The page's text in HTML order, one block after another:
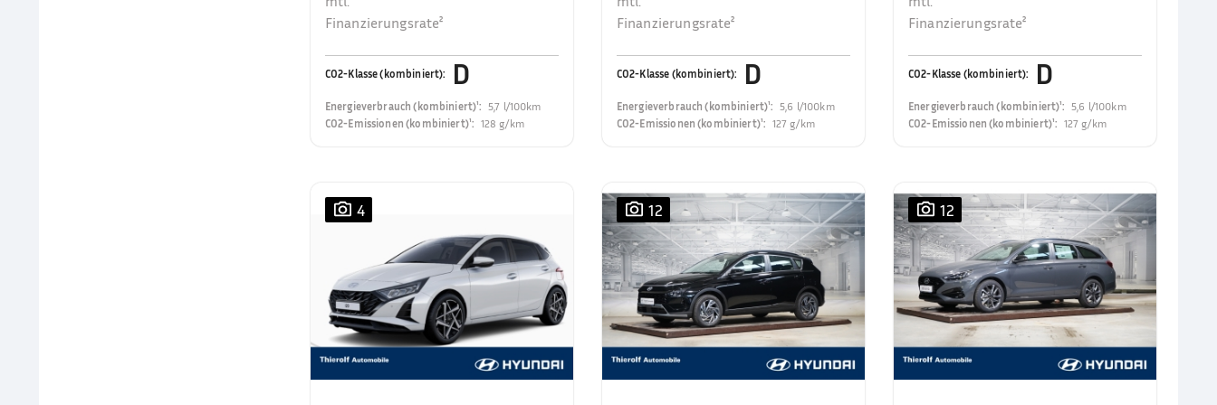
Finanzierungsrate²
CO2-Klasse (kombiniert): D
Energieverbrauch (kombiniert)¹: 5,7 l/100km
CO2-Emissionen (kombiniert)¹: 128 g/km
Finanzierungsrate²
CO2-Klasse (kombiniert): D
Energieverbrauch (kombiniert)¹: 5,6 l/100km
CO2-Emissionen (kombiniert)¹: 127 g/km
Finanzierungsrate²
CO2-Klasse (kombiniert): D
Energieverbrauch (kombiniert)¹:5,6 l/100km
CO2-Emissionen (kombiniert)¹: 127 g/km
4 12 12